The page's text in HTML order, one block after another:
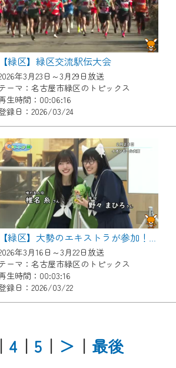
【緑区】緑区交流駅伝大会
年3月23日～3月29日放送
テーマ：名古屋市緑区のトピックス
生時間：00:06:16
録日：2026/03/24
【緑区】大勢のエキストラが参加！緑区映画 シーン撮影
年3月16日～3月22日放送
テーマ：名古屋市緑区のトピックス
生時間：00:03:16
録日：2026/03/22
｜ 4 ｜ 5 ｜ ＞ ｜ 最後
ご利用いただけません。
ます。